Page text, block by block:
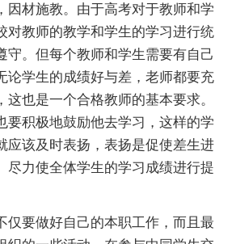
材施教。由于高考对于教师和学
对教师的教学和学生的学习进行统
守。但每个教师和学生需要有自己
论学生的成绩好与差，老师都要充
这也是一个合格教师的基本要求。
要积极地鼓励他去学习，这样的学
应该及时表扬，表扬是促使差生进
尽力使全体学生的学习成绩进行提
要做好自己的本职工作，而且最